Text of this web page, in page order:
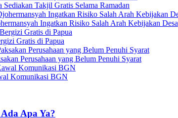
Takjil Gratis Selama Ramadan
Ingatkan Risiko Salah Arah Kebijakan Desa
Gratis di Papua
Perusahaan yang Belum Penuhi Syarat
Komunikasi BGN
Apa Ya?